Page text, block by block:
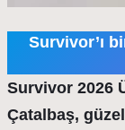
Survivor’ı
Survivor 2026
Çatalbaş,